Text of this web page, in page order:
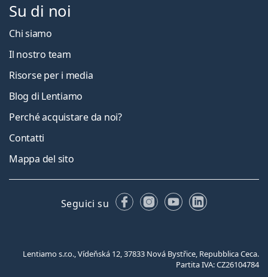
Su di noi
Chi siamo
Il nostro team
Risorse per i media
Blog di Lentiamo
Perché acquistare da noi?
Contatti
Mappa del sito
Seguici su FacebookInstagram
YouTubeLinkedIn